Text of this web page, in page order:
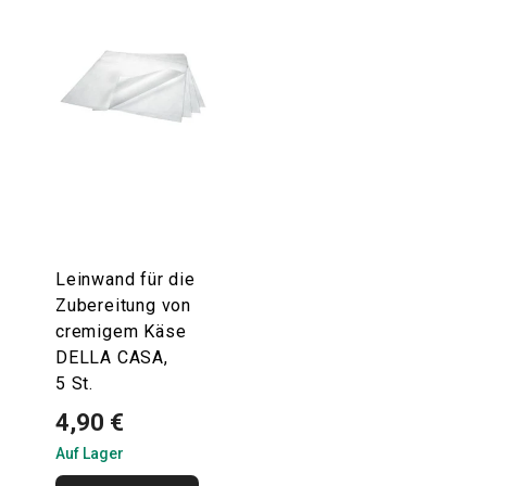
Leinwand für die
Zubereitung von
cremigem Käse
DELLA CASA,
5 St.
4,90 €
Auf Lager